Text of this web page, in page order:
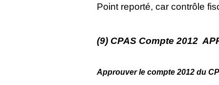
Point reporté, car contrôle
(9) CPAS Compte 2012
Approuver le compte 2012 du